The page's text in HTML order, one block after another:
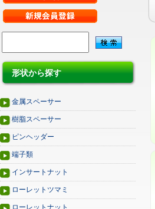
形状から探す
金属スペーサー
樹脂スペーサー
ピンヘッダー
端子類
インサートナット
ローレットツマミ
ローレットナット